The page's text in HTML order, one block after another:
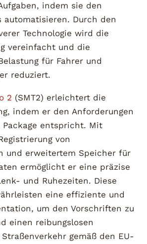
indem sie den
automatisieren. Durch den
Technologie wird die
vereinfacht und die
für Fahrer und
reduziert.
2 (SMT2) erleichtert die
indem er den Anforderungen
Package entspricht. Mit
von
und erweitertem Speicher für
ermöglicht er eine präzise
und Ruhezeiten. Diese
eine effiziente und
um den Vorschriften zu
einen reibungslosen
gemäß den EU-